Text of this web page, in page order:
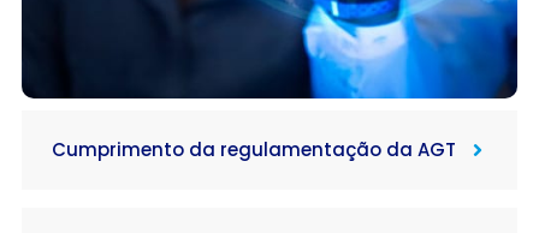
Cumprimento da regulamentação da AGT